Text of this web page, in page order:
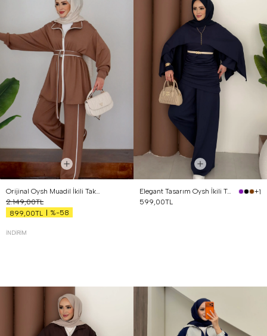
Orijinal Oysh Muadil İkili Takım Kahverengi
2.149,00TL
899,00TL
%-58
İNDIRIM
Elegant Tasarım Oysh İkili Takım Lacivert
+1
599,00TL